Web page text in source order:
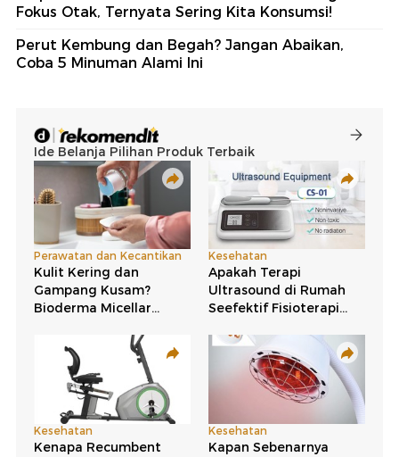
Fokus Otak, Ternyata Sering Kita Konsumsi!
Perut Kembung dan Begah? Jangan Abaikan,
Coba 5 Minuman Alami Ini